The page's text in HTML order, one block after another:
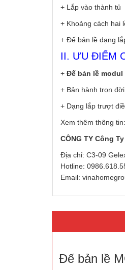
+ Lắp vào thành tủ
+ Khoảng cách hai
+ Đế bản lề dạng
II. ƯU ĐIỂM
+ Đế bản lề modul
+ Bản hành trọn
+ Dạng lắp trượt
Xem thêm thông tin:
CÔNG TY Công
Địa chỉ: C3-09
Hotline:
Email:
Đế bản lề